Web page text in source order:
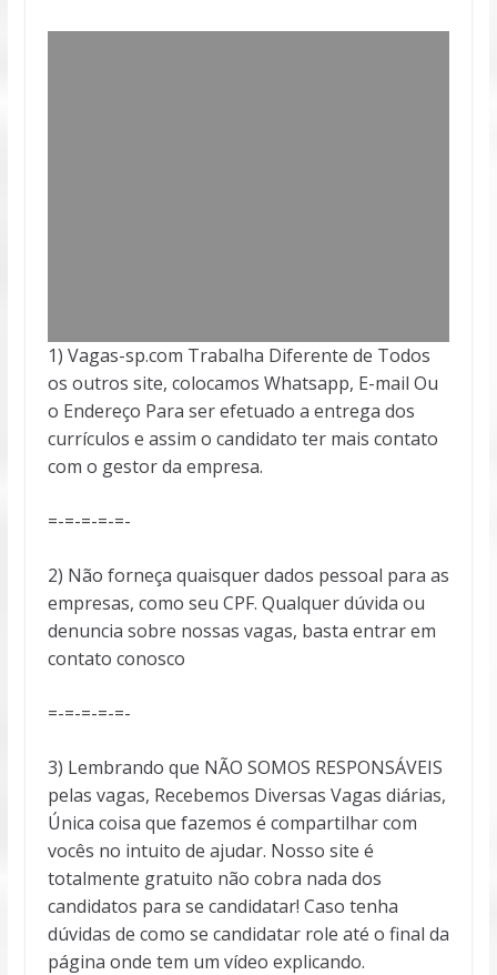
1) Vagas-sp.com Trabalha Diferente de Todos
os outros site, colocamos Whatsapp, E-mail Ou
o Endereço Para ser efetuado a entrega dos
currículos e assim o candidato ter mais contato
com o gestor da empresa.
=-=-=-=-=-
2) Não forneça quaisquer dados pessoal para as
empresas, como seu CPF. Qualquer dúvida ou
denuncia sobre nossas vagas, basta entrar em
contato conosco
=-=-=-=-=-
3) Lembrando que NÃO SOMOS RESPONSÁVEIS
pelas vagas, Recebemos Diversas Vagas diárias,
Única coisa que fazemos é compartilhar com
vocês no intuito de ajudar. Nosso site é
totalmente gratuito não cobra nada dos
candidatos para se candidatar! Caso tenha
dúvidas de como se candidatar role até o final da
página onde tem um vídeo explicando.